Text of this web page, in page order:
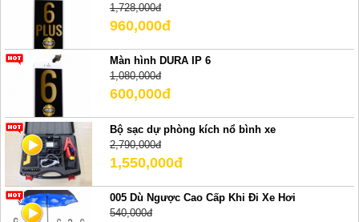
1,728,000đ
960,000đ
Màn hình DURA IP 6
1,080,000đ
600,000đ
Bộ sạc dự phòng kích nổ bình xe
2,790,000đ
1,550,000đ
005 Dù Ngược Cao Cấp Khi Đi Xe Hơi
540,000đ